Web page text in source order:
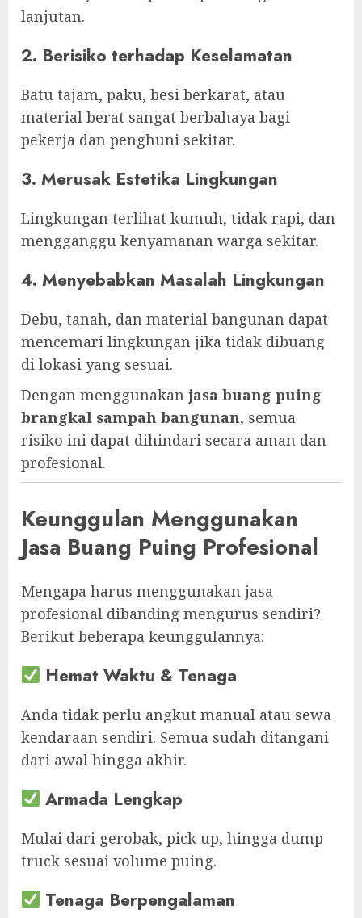
lanjutan.
2. Berisiko terhadap Keselamatan
Batu tajam, paku, besi berkarat, atau
material berat sangat berbahaya bagi
pekerja dan penghuni sekitar.
3. Merusak Estetika Lingkungan
Lingkungan terlihat kumuh, tidak rapi, dan
mengganggu kenyamanan warga sekitar.
4. Menyebabkan Masalah Lingkungan
Debu, tanah, dan material bangunan dapat
mencemari lingkungan jika tidak dibuang
di lokasi yang sesuai.
Dengan menggunakan jasa buang puing
brangkal sampah bangunan, semua
risiko ini dapat dihindari secara aman dan
profesional.
Keunggulan Menggunakan
Jasa Buang Puing Profesional
Mengapa harus menggunakan jasa
profesional dibanding mengurus sendiri?
Berikut beberapa keunggulannya:
Hemat Waktu & Tenaga
Anda tidak perlu angkut manual atau sewa
kendaraan sendiri. Semua sudah ditangani
dari awal hingga akhir.
Armada Lengkap
Mulai dari gerobak, pick up, hingga dump
truck sesuai volume puing.
Tenaga Berpengalaman